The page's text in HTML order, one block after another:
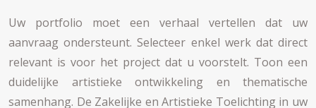
Uw portfolio moet een verhaal vertellen dat uw
aanvraag ondersteunt. Selecteer enkel werk dat direct
relevant is voor het project dat u voorstelt. Toon een
duidelijke artistieke ontwikkeling en thematische
samenhang. De Zakelijke en Artistieke Toelichting in uw